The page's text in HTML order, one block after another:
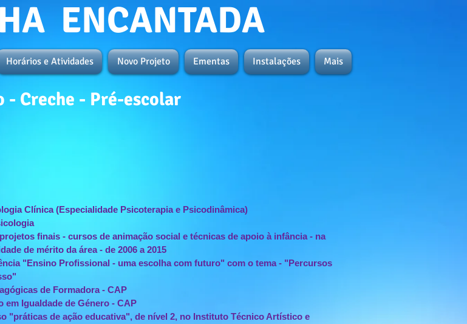
ENCANTADA
- Creche - Pré-escolar
Horários e Atividades Novo Projeto Ementas Instalações Mais
Clínica (Especialidade Psicoterapia e Psicodinâmica)
finais - cursos de animação social e técnicas de apoio à infância - na
de mérito da área - de 2006 a 2015
"Ensino Profissional - uma escolha com futuro" com o tema - "Percursos
de Formadora - CAP
Igualdade de Género - CAP
"práticas de ação educativa", de nível 2, no Instituto Técnico Artístico e